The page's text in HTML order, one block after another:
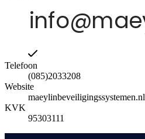
Telefoon
(085)2033208
Website
maeylinbeveiligingssystemen.nl
KVK
95303111